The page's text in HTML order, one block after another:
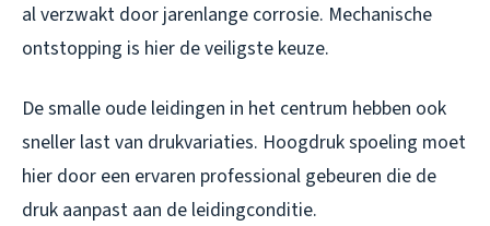
al verzwakt door jarenlange corrosie. Mechanische
ontstopping is hier de veiligste keuze.
De smalle oude leidingen in het centrum hebben ook
sneller last van drukvariaties. Hoogdruk spoeling moet
hier door een ervaren professional gebeuren die de
druk aanpast aan de leidingconditie.